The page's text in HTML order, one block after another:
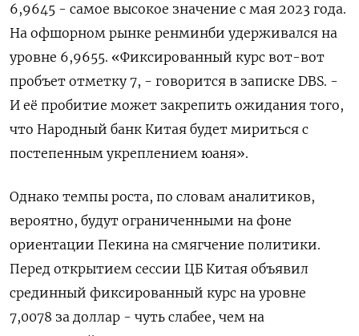
6,9645 - ‌самое высокое значение с мая 2023 года.
На ‍офшорном рынке ренминби удерживался на
уровне 6,9655. «‌Фиксированный курс вот-вот
пробъет отметку 7, - ​говорится в записке DBS. -
И её пробитие может закрепить ожидания того,
что Народный банк Китая будет ⁠мириться с
постепенным укреплением юаня».
Однако ‍темпы роста, по словам аналитиков,
вероятно, будут ограниченными на ‌фоне
ориентации Пекина на смягчение политики.
Перед открытием сессии ЦБ Китая объявил
срединный фиксированный курс на уровне
7,0078 за доллар - чуть слабее, чем на